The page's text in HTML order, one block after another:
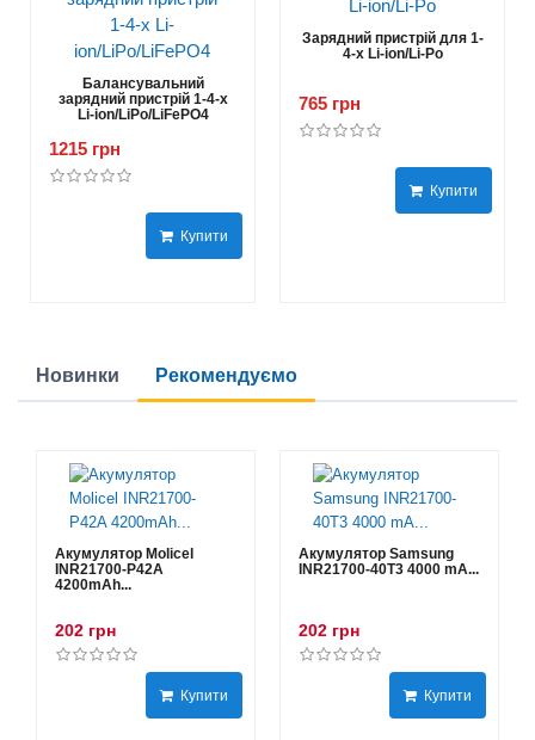
Балансувальний
зарядний пристрій 1-4-х
Li-ion/LiPo/LiFePO4
1215 грн
Купити
Зарядний пристрій для 1-
4-х Li-ion/Li-Po
765 грн
Купити
Новинки Рекомендуємо
Акумулятор Molicel
INR21700-P42A
4200mAh...
202 грн
Купити
Акумулятор Samsung
INR21700-40T3 4000 mA...
202 грн
Купити